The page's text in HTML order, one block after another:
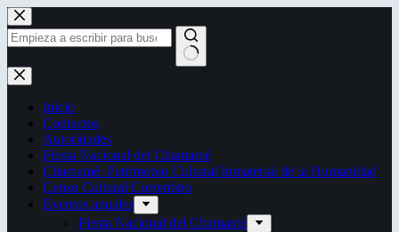
Saltar
al
contenido
Sin
resultados
Inicio
Contactos
Autoridades
Fiesta Nacional del Chamamé
Chamamé: Patrimonio Cultural Inmaterial de la Humanidad
Censo Cultural Correntino
Eventos anuales
Fiesta Nacional del Chamamé